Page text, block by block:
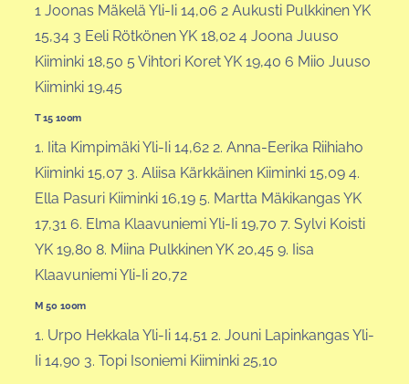
1 Joonas Mäkelä Yli-Ii 14,06 2 Aukusti Pulkkinen YK
15,34 3 Eeli Rötkönen YK 18,02 4 Joona Juuso
Kiiminki 18,50 5 Vihtori Koret YK 19,40 6 Miio Juuso
Kiiminki 19,45
T 15 100m
1. Iita Kimpimäki Yli-Ii 14,62 2. Anna-Eerika Riihiaho
Kiiminki 15,07 3. Aliisa Kärkkäinen Kiiminki 15,09 4.
Ella Pasuri Kiiminki 16,19 5. Martta Mäkikangas YK
17,31 6. Elma Klaavuniemi Yli-Ii 19,70 7. Sylvi Koisti
YK 19,80 8. Miina Pulkkinen YK 20,45 9. Iisa
Klaavuniemi Yli-Ii 20,72
M 50 100m
1. Urpo Hekkala Yli-Ii 14,51 2. Jouni Lapinkangas Yli-
Ii 14,90 3. Topi Isoniemi Kiiminki 25,10